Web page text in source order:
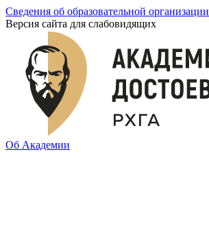
Сведения об образовательной организации
Версия сайта для слабовидящих
Об Академии